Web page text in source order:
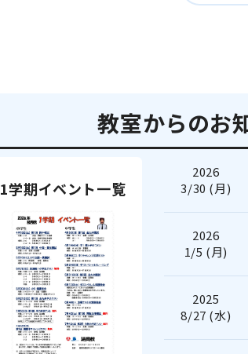
教室からのお
1学期イベント一覧
2026
3/30 (月)
2026
1/5 (月)
2025
8/27 (水)